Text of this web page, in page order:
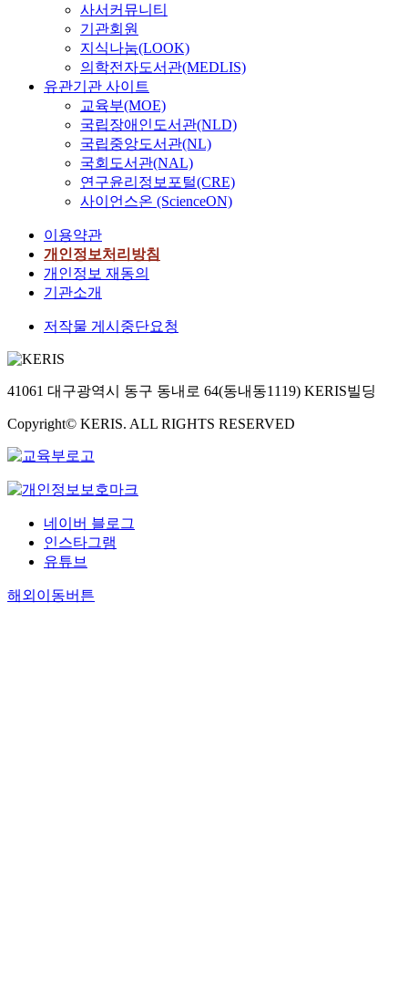
사서커뮤니티
기관회원
지식나눔(LOOK)
의학전자도서관(MEDLIS)
유관기관 사이트
교육부(MOE)
국립장애인도서관(NLD)
국립중앙도서관(NL)
국회도서관(NAL)
연구윤리정보포털(CRE)
사이언스온 (ScienceON)
이용약관
개인정보처리방침
개인정보 재동의
기관소개
저작물 게시중단요청
41061 대구광역시 동구 동내로 64(동내동1119) KERIS빌딩
Copyright© KERIS. ALL RIGHTS RESERVED
네이버 블로그
인스타그램
유튜브
해외이동버튼